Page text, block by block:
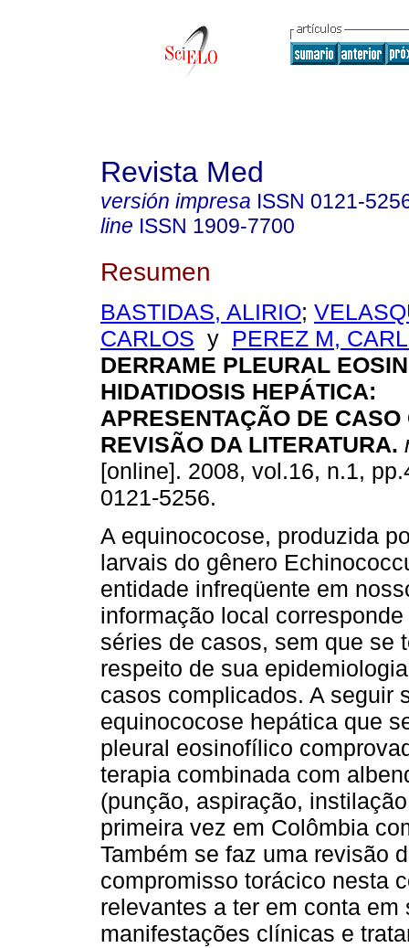
Revista Med
versión impresa ISSN 0121-
line ISSN 1909-7700
Resumen
BASTIDAS, ALIRIO;
CARLOS y PEREZ M,
DERRAME PLEURAL
HIDATIDOSIS HEPÁTICA:
APRESENTAÇÃO DE CASO
REVISÃO DA LITERATURA.
[online]. 2008, vol.16, n.1,
0121-5256.
A equinococose, produzida
larvais do gênero
entidade infreqüente em
informação local
séries de casos, sem que se
respeito de sua
casos complicados. A seguir
equinococose hepática que
pleural eosinofílico
terapia combinada com
(punção, aspiração,
primeira vez em Colômbia
Também se faz uma revisão
compromisso torácico nesta
relevantes a ter em conta
manifestações clínicas e